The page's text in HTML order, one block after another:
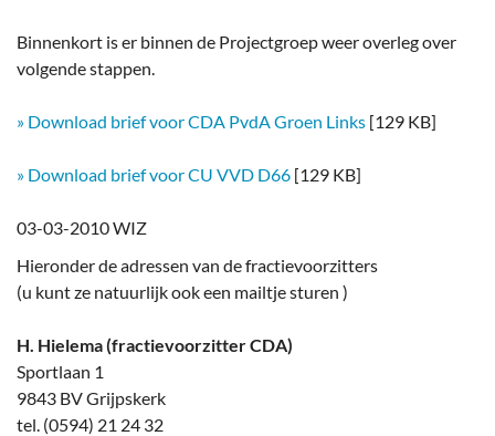
Binnenkort is er binnen de Projectgroep weer overleg over
volgende stappen.
» Download brief voor CDA PvdA Groen Links [129 KB]
» Download brief voor CU VVD D66 [129 KB]
03-03-2010 WIZ
Hieronder de adressen van de fractievoorzitters
(u kunt ze natuurlijk ook een mailtje sturen )
H. Hielema (fractievoorzitter CDA)
Sportlaan 1
9843 BV Grijpskerk
tel. (0594) 21 24 32